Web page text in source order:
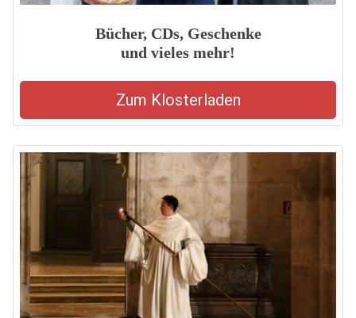
Bücher, CDs, Geschenke
und vieles mehr!
Zum Klosterladen